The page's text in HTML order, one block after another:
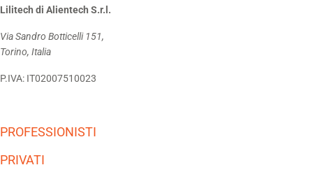
Lilitech di Alientech S.r.l.
Via Sandro Botticelli 151,
Torino, Italia
P.IVA: IT02007510023
PROFESSIONISTI
PRIVATI